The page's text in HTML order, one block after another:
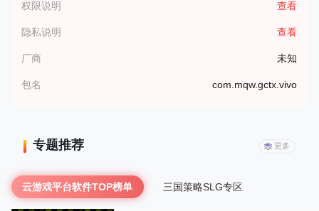
权限说明 查看
隐私说明 查看
厂商 未知
包名 com.mqw.gctx.vivo
专题推荐 更多
云游戏平台软件TOP榜单 三国策略SLG专区